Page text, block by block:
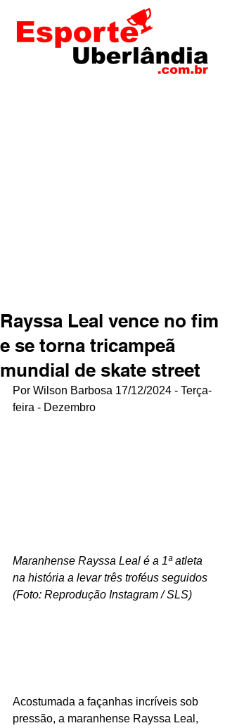
Rayssa Leal vence no fim
e se torna tricampeã
mundial de skate street
Por Wilson Barbosa 17/12/2024 - Terça-
feira - Dezembro
Maranhense Rayssa Leal é a 1ª atleta
na história a levar três troféus seguidos
(Foto: Reprodução Instagram / SLS)
Acostumada a façanhas incríveis sob
pressão, a maranhense Rayssa Leal,